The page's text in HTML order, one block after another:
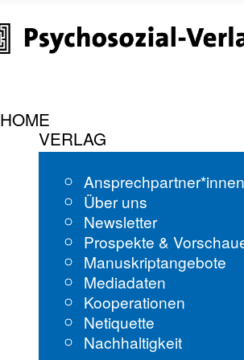
HOME
VERLAG
Über uns
Newsletter
Prospekte &
Manuskriptangebote
Mediadaten
Kooperationen
Netiquette
Nachhaltigkeit